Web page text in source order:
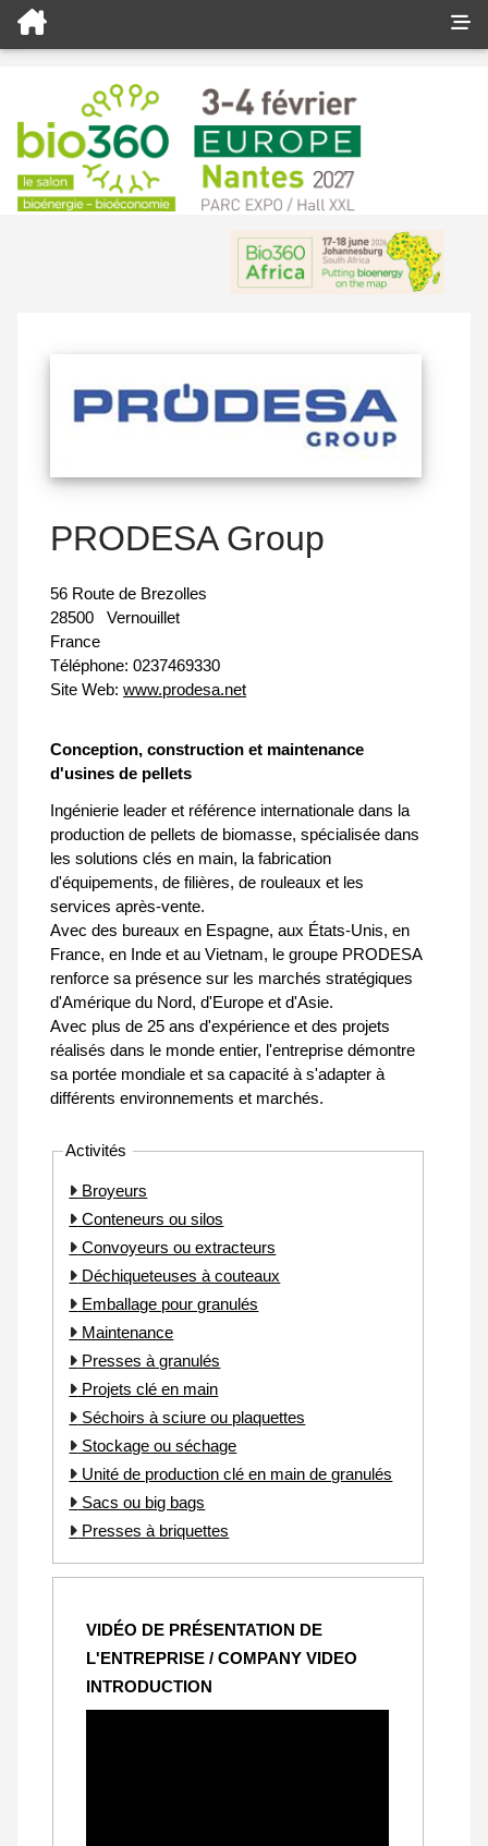
PRODESA Group
56 Route de Brezolles
28500
Vernouillet
France
Téléphone: 0237469330
Site Web: www.prodesa.net
Conception, construction et maintenance
d'usines de pellets
Ingénierie leader et référence internationale dans la
production de pellets de biomasse, spécialisée dans
les solutions clés en main, la fabrication
d'équipements, de filières, de rouleaux et les
services après-vente.
Avec des bureaux en Espagne, aux États-Unis, en
France, en Inde et au Vietnam, le groupe PRODESA
renforce sa présence sur les marchés stratégiques
d'Amérique du Nord, d'Europe et d'Asie.
Avec plus de 25 ans d'expérience et des projets
réalisés dans le monde entier, l'entreprise démontre
sa portée mondiale et sa capacité à s'adapter à
différents environnements et marchés.
Activités
Broyeurs
Conteneurs ou silos
Convoyeurs ou extracteurs
Déchiqueteuses à couteaux
Emballage pour granulés
Maintenance
Presses à granulés
Projets clé en main
Séchoirs à sciure ou plaquettes
Stockage ou séchage
Unité de production clé en main de granulés
Sacs ou big bags
Presses à briquettes
VIDÉO DE PRÉSENTATION DE
L'ENTREPRISE / COMPANY VIDEO
INTRODUCTION